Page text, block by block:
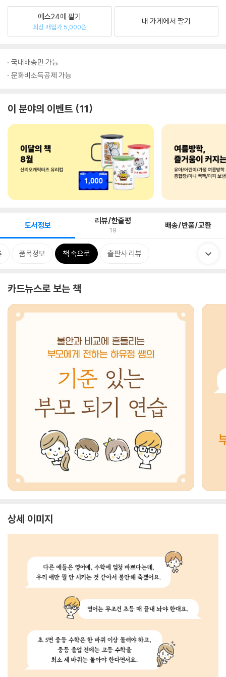
예스24에 팔기
최상 매입가 5,000원
내 가게에서 팔기
국내배송만 가능
문화비소득공제 가능
이 분야의 이벤트 11
도서정보 리뷰/한줄평
19 배송/반품/교환
품목정보 책 속으로 출판사 리뷰
카드뉴스로 보는 책
상세 이미지